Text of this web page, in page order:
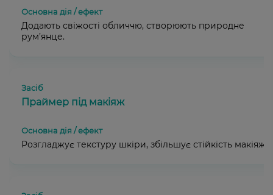
Додають свіжості обличчю, створюють природне
рум’янце.
Праймер під макіяж
Розгладжує текстуру шкіри, збільшує стійкість макіяжу